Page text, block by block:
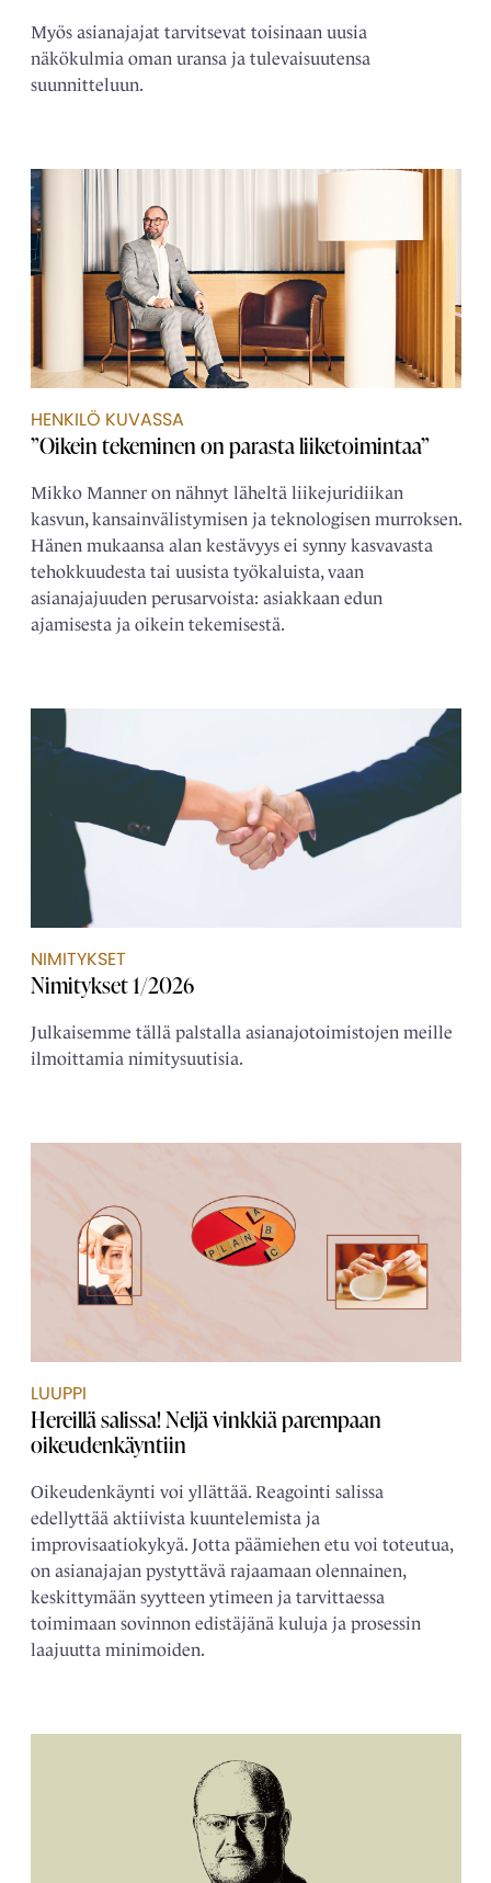
Myös asianajajat tarvitsevat toisinaan uusia
näkökulmia oman uransa ja tulevaisuutensa
suunnitteluun.
HENKILÖ KUVASSA
”Oikein tekeminen on parasta liiketoimintaa”
Mikko Manner on nähnyt läheltä liikejuridiikan
kasvun, kansainvälistymisen ja teknologisen murroksen.
Hänen mukaansa alan kestävyys ei synny kasvavasta
tehokkuudesta tai uusista työkaluista, vaan
asianajajuuden perusarvoista: asiakkaan edun
ajamisesta ja oikein tekemisestä.
NIMITYKSET
Nimitykset 1/2026
Julkaisemme tällä palstalla asianajotoimistojen meille
ilmoittamia nimitysuutisia.
LUUPPI
Hereillä salissa! Neljä vinkkiä parempaan
oikeudenkäyntiin
Oikeudenkäynti voi yllättää. Reagointi salissa
edellyttää aktiivista kuuntelemista ja
improvisaatiokykyä. Jotta päämiehen etu voi toteutua,
on asianajajan pystyttävä rajaamaan olennainen,
keskittymään syytteen ytimeen ja tarvittaessa
toimimaan sovinnon edistäjänä kuluja ja prosessin
laajuutta minimoiden.